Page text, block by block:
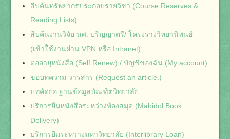
สืบค้นทรัพยากรประกอบรายวิชา (Course Reserves &
Reading Lists)
สืบค้นงานวิจัย นศ. ปริญญาตรี/ โครงร่างวิทยานิพนธ์
(เข้าใช้งานผ่าน VPN หรือ Intranet)
ต่ออายุหนังสือ (Self Renew) / บัญชีของฉัน (My account)
ขอบทความ วารสาร (Request an article.)
บทคัดย่อ ฐานข้อมูลบัณฑิตวิทยาลัย
บริการยืมหนังสือระหว่างห้องสมุด (Mahidol Book
Delivery)
บริการยืมระหว่างมหาวิทยาลัย (Interlibrary Loan)